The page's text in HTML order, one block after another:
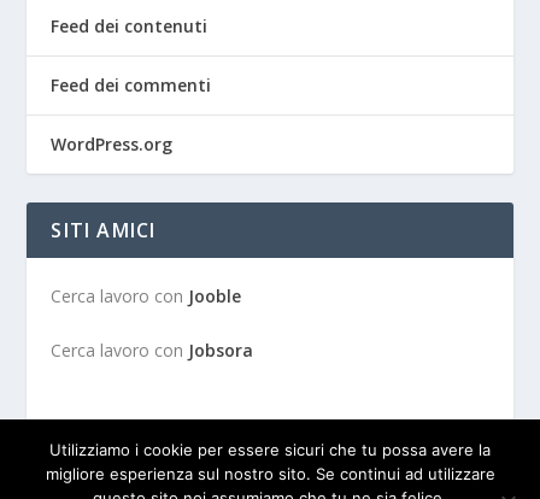
Feed dei contenuti
Feed dei commenti
WordPress.org
SITI AMICI
Cerca lavoro con Jooble
Cerca lavoro con Jobsora
Utilizziamo i cookie per essere sicuri che tu possa avere la
migliore esperienza sul nostro sito. Se continui ad utilizzare